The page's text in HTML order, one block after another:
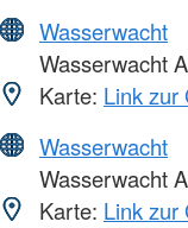
Wasserwacht
Wasserwacht
Karte: Link zur
Wasserwacht
Wasserwacht
Karte: Link zur